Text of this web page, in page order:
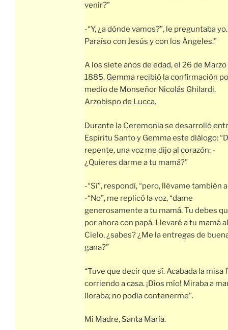
venir?”
-“Y, ¿a dónde vamos?”, le preguntaba
Paraíso con Jesús y con los Ángeles.”
A los siete años de edad, el 26 de Marzo
1885, Gemma recibió la confirmación
medio de Monseñor Nicolás Ghilardi,
Arzobispo de Lucca.
Durante la Ceremonia se desarrolló
Espíritu Santo y Gemma este diálogo:
repente, una voz me dijo al corazón: -
¿Quieres darme a tu mamá?”
-“Sí”, respondí, “pero, llévame también a
-“No”, me replicó la voz, “dame
generosamente a tu mamá. Tu debes
por ahora con papá. Llevaré a tu mamá al
Cielo, ¿sabes? ¿Me la entregas de
gana?”
“Tuve que decir que sí. Acabada la misa
corriendo a casa. ¡Dios mío! Miraba a
lloraba; no podía contenerme”.
Mi Madre, Santa María.